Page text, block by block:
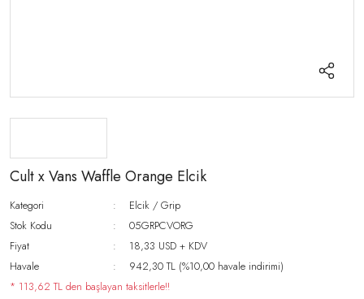
Cult x Vans Waffle Orange Elcik
Kategori
Elcik / Grip
Stok Kodu
05GRPCVORG
Fiyat
18,33 USD + KDV
Havale
942,30 TL (%10,00 havale indirimi)
* 113,62 TL den başlayan taksitlerle!!